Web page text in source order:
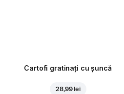
Cartofi gratinați cu șuncă
28,99 lei